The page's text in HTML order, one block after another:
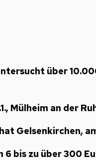
über
Mülheim an der
Gelsenkirchen,
6 bis zu über 300